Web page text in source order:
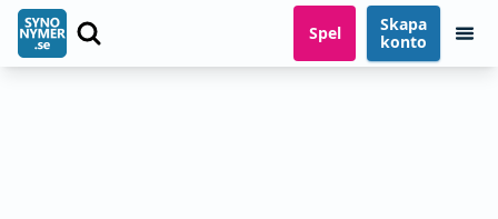
Spel
Skapa
konto